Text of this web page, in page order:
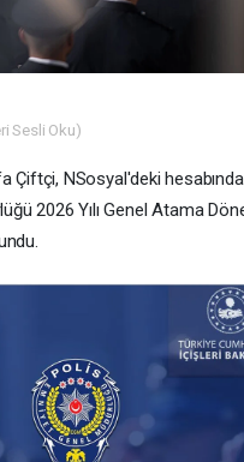
Sesli Oku)
Çiftçi, NSosyal'deki
2026 Yılı Genel Atama